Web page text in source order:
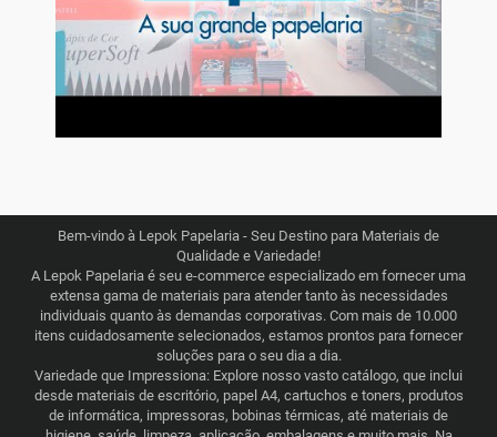
Bem-vindo à Lepok Papelaria - Seu Destino para Materiais de
Qualidade e Variedade!
A Lepok Papelaria é seu e-commerce especializado em fornecer uma
extensa gama de materiais para atender tanto às necessidades
individuais quanto às demandas corporativas. Com mais de 10.000
itens cuidadosamente selecionados, estamos prontos para fornecer
soluções para o seu dia a dia.
Variedade que Impressiona: Explore nosso vasto catálogo, que inclui
desde materiais de escritório, papel A4, cartuchos e toners, produtos
de informática, impressoras, bobinas térmicas, até materiais de